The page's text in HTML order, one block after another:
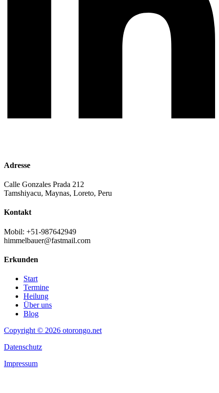
Adresse
Calle Gonzales Prada 212
Tamshiyacu, Maynas, Loreto, Peru
Kontakt
Mobil: +51-987642949
himmelbauer@fastmail.com
Erkunden
Start
Termine
Heilung
Über uns
Blog
Copyright © 2026 otorongo.net
Datenschutz
Impressum